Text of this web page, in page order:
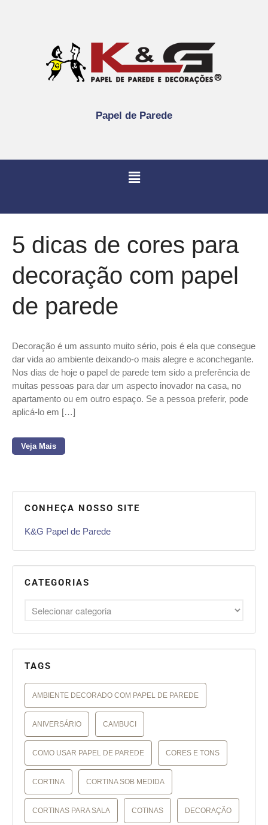
Papel de Parede
5 dicas de cores para
decoração com papel
de parede
Decoração é um assunto muito sério, pois é ela que consegue
dar vida ao ambiente deixando-o mais alegre e aconchegante.
Nos dias de hoje o papel de parede tem sido a preferência de
muitas pessoas para dar um aspecto inovador na casa, no
apartamento ou em outro espaço. Se a pessoa preferir, pode
aplicá-lo em […]
Veja Mais
CONHEÇA NOSSO SITE
K&G Papel de Parede
CATEGORIAS
TAGS
AMBIENTE DECORADO COM PAPEL DE PAREDE
ANIVERSÁRIO CAMBUCI
COMO USAR PAPEL DE PAREDE CORES E TONS
CORTINA CORTINA SOB MEDIDA
CORTINAS PARA SALA COTINAS DECORAÇÃO